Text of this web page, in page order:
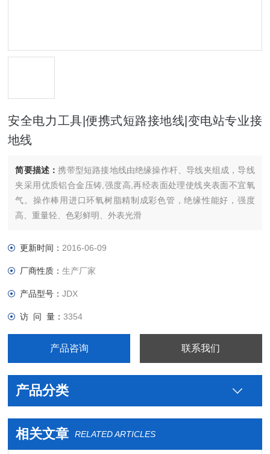
安全电力工具|便携式短路接地线|变电站专业接
地线
简要描述：携带型短路接地线由绝缘操作杆、导线夹组成，导线
夹采用优质铝合金压铸,强度高,再经表面处理使线夹表面不宜氧
气。操作棒用进口环氧树脂精制成彩色管，绝缘性能好，强度
高、重量轻、色彩鲜明、外表光滑
更新时间： 2016-06-09
厂商性质：生产厂家
产品型号：JDX
访 问 量：3354
产品咨询 联系我们
产品分类
相关文章 RELATED ARTICLES